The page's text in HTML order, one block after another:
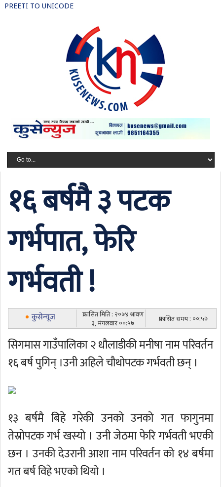
PREETI TO UNICODE
१६ बर्षमै ३ पटक
गर्भपात, फेरि
गर्भवती !
कुसेन्यूज
प्रकासित मिति : २०७४ श्रावण
३, मंगलवार ००:५७
प्रकासित समय : ००:५७
सिगमास गाउँपालिका २ धौलाडीकी मनीषा नाम परिवर्तन
१६ बर्ष पुगिन् ।उनी अहिले चौथोपटक गर्भवती छन् ।
१३ बर्षमै बिहे गरेकी उनको उनको गत फागुनमा
तेस्रोपटक गर्भ खस्यो । उनी जेठमा फेरि गर्भवती भएकी
छन । उनकी देउरानी आशा नाम परिवर्तन को १४ बर्षमा
गत बर्ष विहे भएको थियो ।